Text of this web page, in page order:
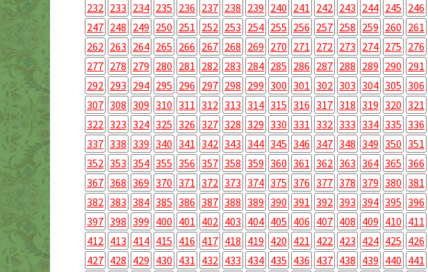
232 233 234 235 236 237 238 239 240 241 242 243 244 245 246
247 248 249 250 251 252 253 254 255 256 257 258 259 260 261
262 263 264 265 266 267 268 269 270 271 272 273 274 275 276
277 278 279 280 281 282 283 284 285 286 287 288 289 290 291
292 293 294 295 296 297 298 299 300 301 302 303 304 305 306
307 308 309 310 311 312 313 314 315 316 317 318 319 320 321
322 323 324 325 326 327 328 329 330 331 332 333 334 335 336
337 338 339 340 341 342 343 344 345 346 347 348 349 350 351
352 353 354 355 356 357 358 359 360 361 362 363 364 365 366
367 368 369 370 371 372 373 374 375 376 377 378 379 380 381
382 383 384 385 386 387 388 389 390 391 392 393 394 395 396
397 398 399 400 401 402 403 404 405 406 407 408 409 410 411
412 413 414 415 416 417 418 419 420 421 422 423 424 425 426
427 428 429 430 431 432 433 434 435 436 437 438 439 440 441